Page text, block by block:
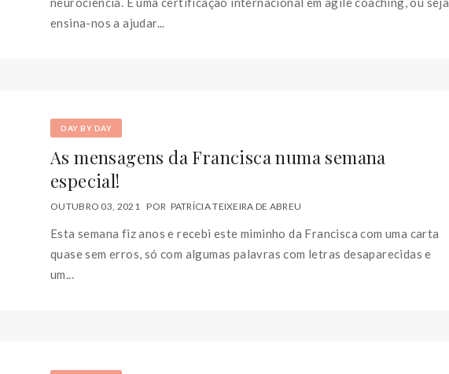
ensina-nos a ajudar...
DAY BY DAY
As mensagens da Francisca numa semana
especial!
OUTUBRO 03, 2021 POR PATRÍCIA TEIXEIRA DE ABREU
Esta semana fiz anos e recebi este miminho da Francisca com uma carta
quase sem erros, só com algumas palavras com letras desaparecidas e
um...